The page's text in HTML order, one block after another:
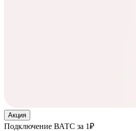
Акция
Подключение ВАТС за 1₽